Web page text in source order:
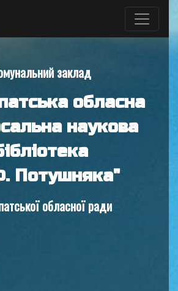
заклад
обласна
наукова
Потушняка"
обласної ради